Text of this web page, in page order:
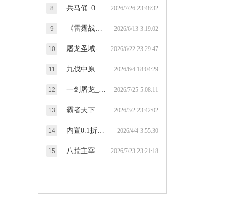
8 兵马俑_0.1折送1... 2026/7/26 23:48:32
9 《雷霆战魂》奇迹MU 2026/6/13 3:19:02
10 屠龙圣域-冰雪传奇 2026/6/22 23:29:47
11 九伐中原_0.1折征... 2026/6/4 18:04:29
12 一剑屠龙_竖版传奇_... 2026/7/25 5:08:11
13 霸者天下 2026/3/2 23:42:02
14 内置0.1折苍穹志 2026/4/4 3:55:30
15 八荒主宰 2026/7/23 23:21:18